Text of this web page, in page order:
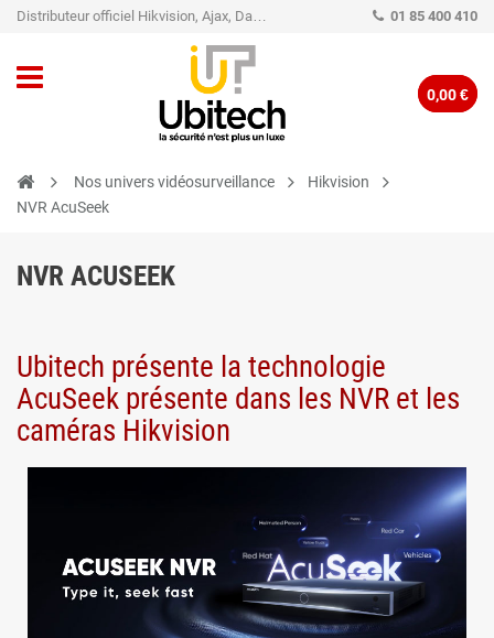
Distributeur officiel Hikvision, Ajax, Dahua, TP-Link - Caméra de vidéo surveillance - Alarme 01 85 400 410
0,00 €
Nos univers vidéosurveillance
Hikvision
NVR AcuSeek
NVR ACUSEEK
Ubitech présente la technologie
AcuSeek présente dans les NVR et les
caméras Hikvision